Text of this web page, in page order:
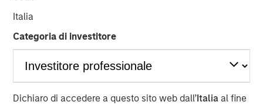
Italia
Categoria di investitore
Dichiaro di accedere a questo sito web dall’Italia al fine
partnered with the current management team who will
acquisition growth.
CoAdvantage is a leading PEO that offers small and mid-
sized businesses a comprehensive package of
outsourced human resources solutions enabling them to